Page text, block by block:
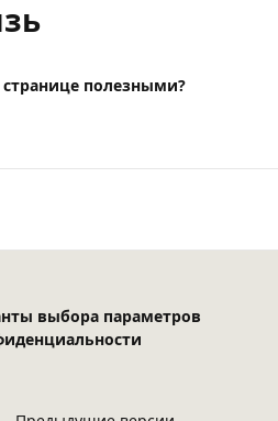
полезными?
выбора параметров